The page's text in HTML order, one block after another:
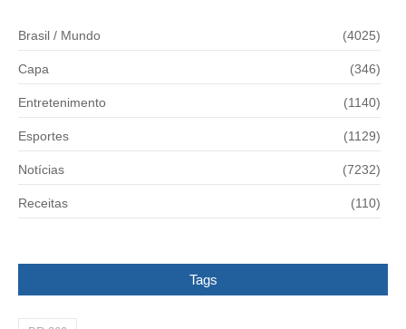
Brasil / Mundo (4025)
Capa (346)
Entretenimento (1140)
Esportes (1129)
Notícias (7232)
Receitas (110)
Tags